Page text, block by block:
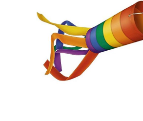
Vorteile
ideal für Kinder
schöne Größe
Preis-Leistungs-Verhältnis ist gut